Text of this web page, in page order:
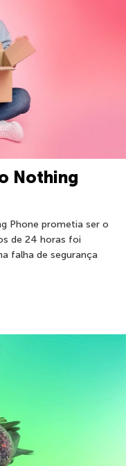
Nothing
Phone prometia ser o
de 24 horas foi
falha de segurança